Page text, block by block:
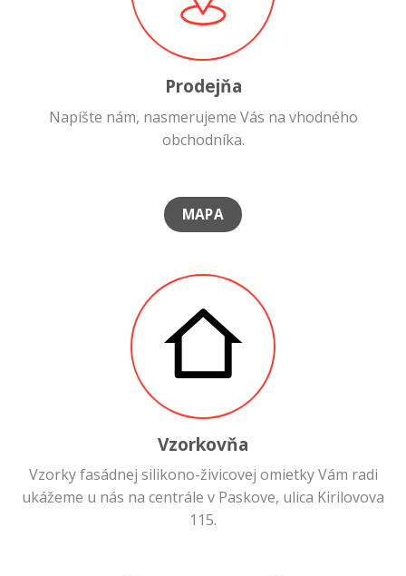
Prodejňa
Napíšte nám, nasmerujeme Vás na vhodného
obchodníka.
MAPA
Vzorkovňa
Vzorky fasádnej silikono-živicovej omietky Vám radi
ukážeme u nás na centrále v Paskove, ulica Kirilovova
115.